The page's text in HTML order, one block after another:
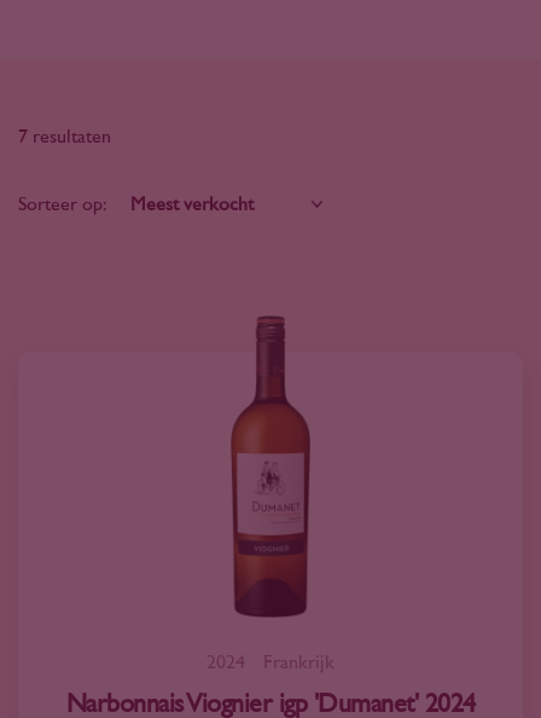
7 resultaten
Sorteer op:
2024 Frankrijk
Narbonnais Viognier igp 'Dumanet' 2024